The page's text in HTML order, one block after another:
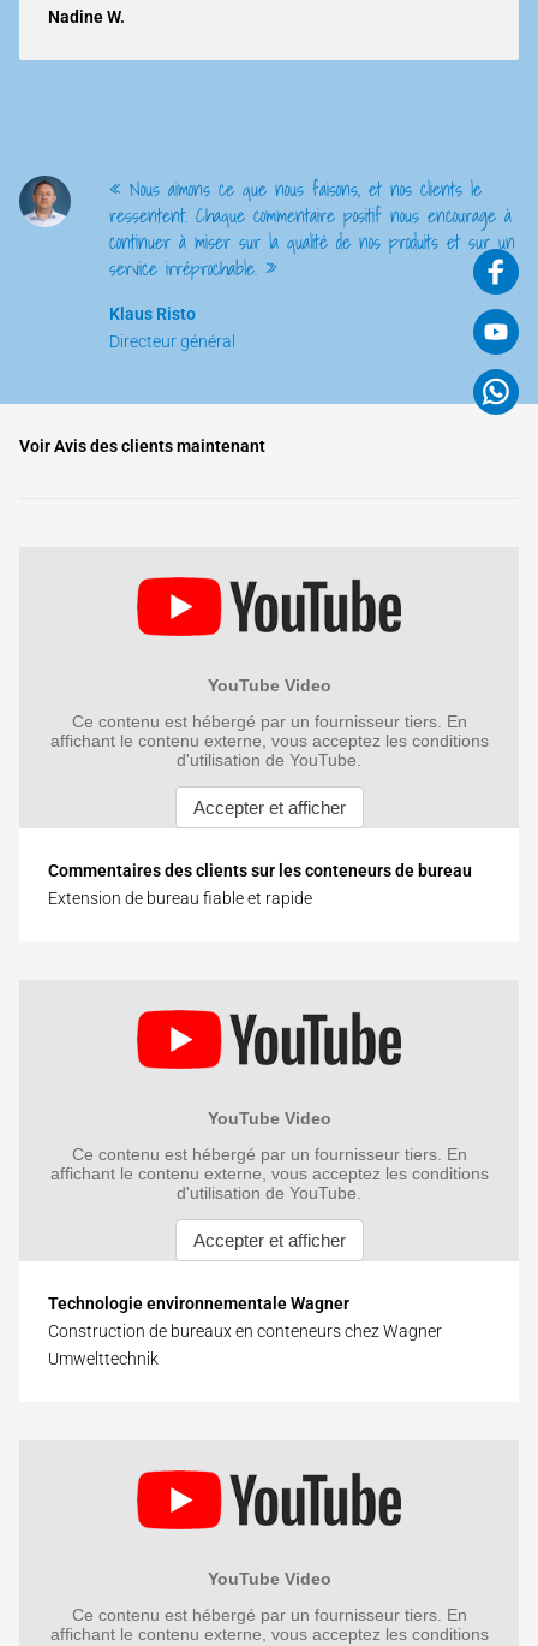
Nadine W.
« Nous aimons ce que nous faisons, et nos clients le
ressentent. Chaque commentaire positif nous encourage à
continuer à miser sur la qualité de nos produits et sur un
service irréprochable. »
Klaus Risto
Directeur général
Voir Avis des clients maintenant
Commentaires des clients sur les conteneurs de bureau
Extension de bureau fiable et rapide
Technologie environnementale Wagner
Construction de bureaux en conteneurs chez Wagner
Umwelttechnik